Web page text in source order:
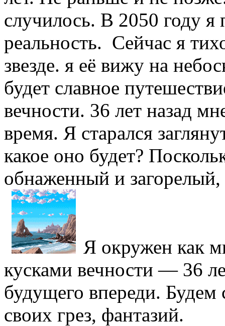
случилось. В 2050 году я
реальность. Сейчас я
звезде. я её вижу на
будет славное
вечности. 36 лет назад
время. Я старался
какое оно будет?
обнаженный и загорелый,
Я окружен как
кусками вечности — 36
будущего впереди.
своих грез, фантазий.